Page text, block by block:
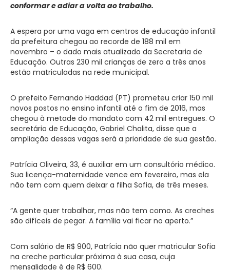
conformar e adiar a volta ao trabalho.
A espera por uma vaga em centros de educação infantil
da prefeitura chegou ao recorde de 188 mil em
novembro – o dado mais atualizado da Secretaria de
Educação. Outras 230 mil crianças de zero a três anos
estão matriculadas na rede municipal.
O prefeito Fernando Haddad (PT) prometeu criar 150 mil
novos postos no ensino infantil até o fim de 2016, mas
chegou à metade do mandato com 42 mil entregues. O
secretário de Educação, Gabriel Chalita, disse que a
ampliação dessas vagas será a prioridade de sua gestão.
Patrícia Oliveira, 33, é auxiliar em um consultório médico.
Sua licença-maternidade vence em fevereiro, mas ela
não tem com quem deixar a filha Sofia, de três meses.
“A gente quer trabalhar, mas não tem como. As creches
são difíceis de pegar. A família vai ficar no aperto.”
Com salário de R$ 900, Patrícia não quer matricular Sofia
na creche particular próxima à sua casa, cuja
mensalidade é de R$ 600.